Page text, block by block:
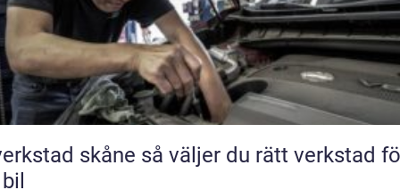
skåne så väljer du rätt verkstad för